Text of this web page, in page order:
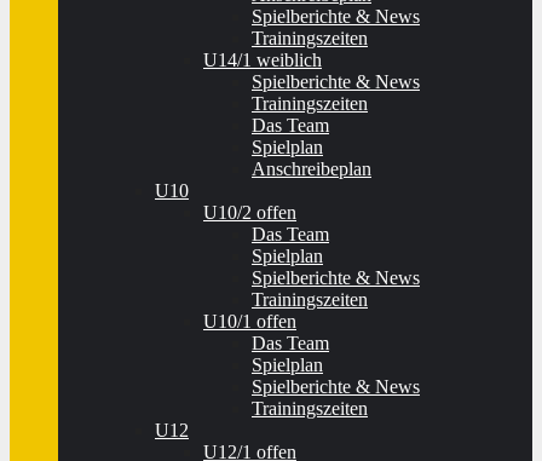
Spielberichte & News
Trainingszeiten
U14/1 weiblich
Spielberichte & News
Trainingszeiten
Das Team
Spielplan
Anschreibeplan
U10
U10/2 offen
Das Team
Spielplan
Spielberichte & News
Trainingszeiten
U10/1 offen
Das Team
Spielplan
Spielberichte & News
Trainingszeiten
U12
U12/1 offen